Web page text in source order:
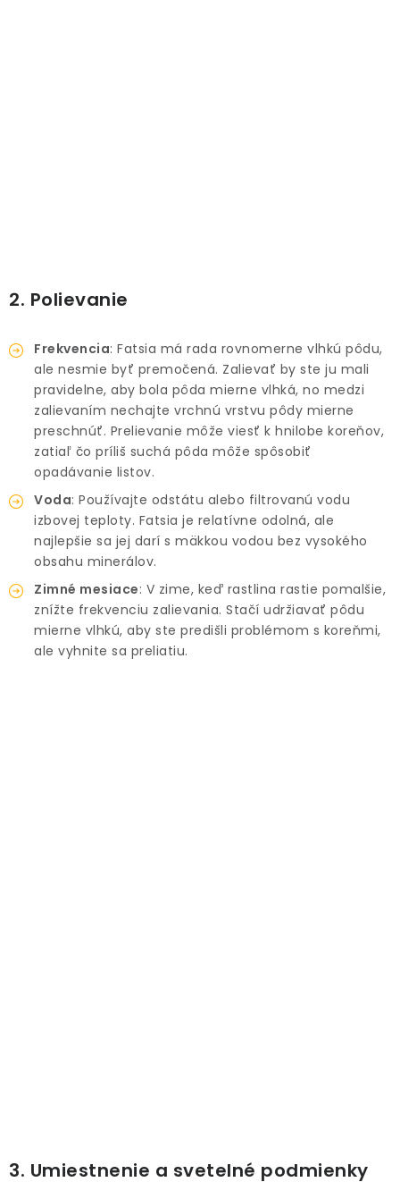
2. Polievanie
Frekvencia: Fatsia má rada rovnomerne vlhkú pôdu,
ale nesmie byť premočená. Zalievať by ste ju mali
pravidelne, aby bola pôda mierne vlhká, no medzi
zalievaním nechajte vrchnú vrstvu pôdy mierne
preschnúť. Prelievanie môže viesť k hnilobe koreňov,
zatiaľ čo príliš suchá pôda môže spôsobiť
opadávanie listov.
Voda: Používajte odstátu alebo filtrovanú vodu
izbovej teploty. Fatsia je relatívne odolná, ale
najlepšie sa jej darí s mäkkou vodou bez vysokého
obsahu minerálov.
Zimné mesiace: V zime, keď rastlina rastie pomalšie,
znížte frekvenciu zalievania. Stačí udržiavať pôdu
mierne vlhkú, aby ste predišli problémom s koreňmi,
ale vyhnite sa preliatiu.
3. Umiestnenie a svetelné podmienky